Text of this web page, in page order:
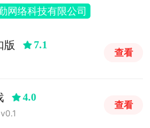
网络科技有限公司
版 7.1
查看
4.0
v0.1
查看